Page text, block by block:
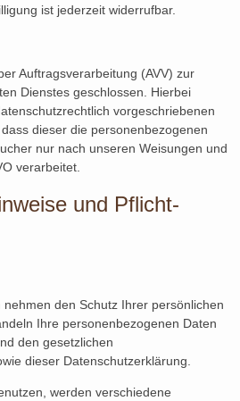
ist jederzeit widerrufbar.
Auftragsverarbeitung (AVV) zur
Dienstes geschlossen. Hierbei
vorgeschriebenen
dieser die personenbezogenen
nur nach unseren Weisungen und
verarbeitet.
und Pflicht­
den Schutz Ihrer persönlichen
Ihre personenbezogenen Daten
den gesetzlichen
dieser Datenschutzerklärung.
werden verschiedene